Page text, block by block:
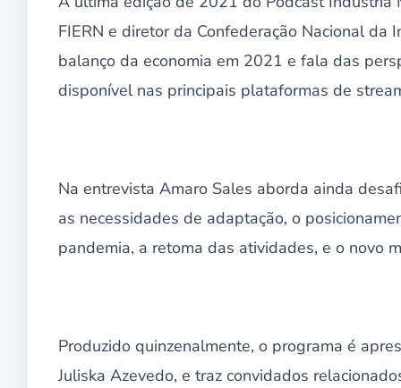
FIERN e diretor da Confederação Nacional
balanço da economia em 2021 e fala das
disponível nas principais plataformas de
Na entrevista Amaro Sales aborda ainda
as necessidades de adaptação, o
pandemia, a retoma das atividades, e o novo
Produzido quinzenalmente, o programa é
Juliska Azevedo, e traz convidados